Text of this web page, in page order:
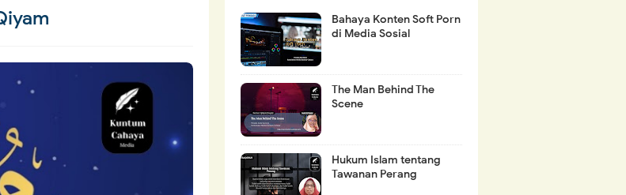
Bahaya Konten Soft Porn
di Media Sosial
The Man Behind The
Scene
Hukum Islam tentang
Tawanan Perang